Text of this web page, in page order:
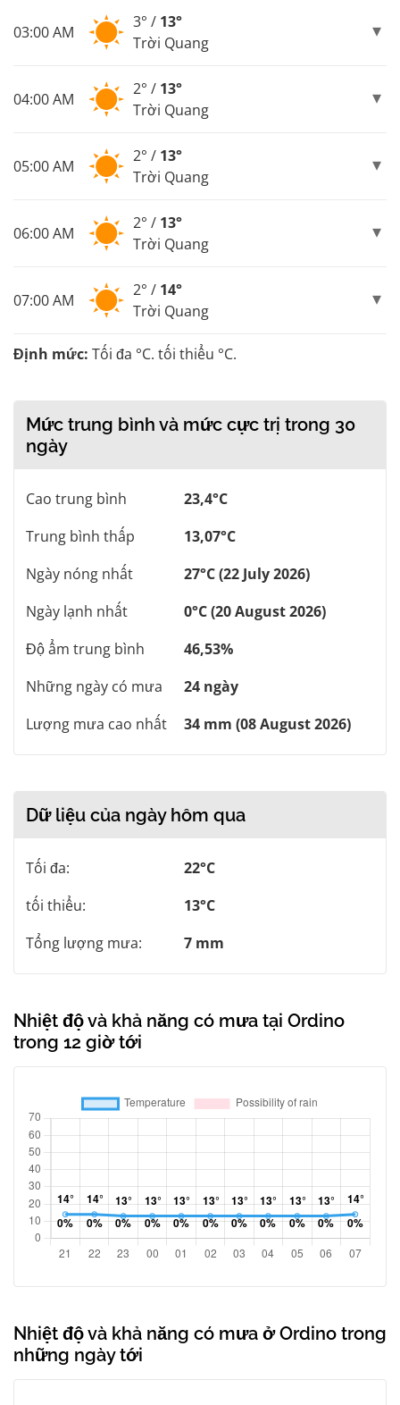
03:00 AM
3° / 13°
Trời Quang
04:00 AM
2° / 13°
Trời Quang
05:00 AM
2° / 13°
Trời Quang
06:00 AM
2° / 13°
Trời Quang
07:00 AM
2° / 14°
Trời Quang
Định mức: Tối đa °C. tối thiểu °C.
Mức trung bình và mức cực trị trong 30
ngày
Cao trung bình
23,4°C
Trung bình thấp
13,07°C
Ngày nóng nhất
27°C (22 July 2026)
Ngày lạnh nhất
0°C (20 August 2026)
Độ ẩm trung bình
46,53%
Những ngày có mưa
24 ngày
Lượng mưa cao nhất
34 mm (08 August 2026)
Dữ liệu của ngày hôm qua
Tối đa:
22°C
tối thiểu:
13°C
Tổng lượng mưa:
7 mm
Nhiệt độ và khả năng có mưa tại Ordino
trong 12 giờ tới
Nhiệt độ và khả năng có mưa ở Ordino trong
những ngày tới